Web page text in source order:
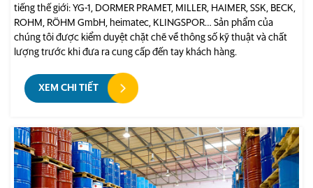
tiếng thế giới: YG-1, DORMER PRAMET, MILLER, HAIMER, SSK, BECK,
ROHM, RÖHM GmbH, heimatec, KLINGSPOR… Sản phẩm của
chúng tôi được kiểm duyệt chặt chẽ về thông số kỹ thuật và chất
lượng trước khi đưa ra cung cấp đến tay khách hàng.
XEM CHI TIẾT